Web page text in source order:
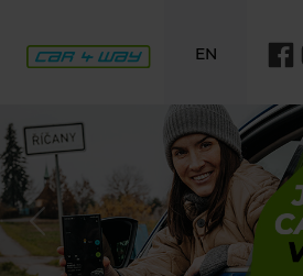
EN
Previous